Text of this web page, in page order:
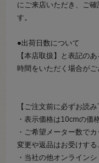
にご来店いただき、ご
す。
●出荷日数について
【本店取扱】と表記の
時間をいただく場合がご
【ご注文前に必ずお読み
・表示価格は10cmの価
・ご希望メーター数で
変更や返品はお受けする
・当社の他オンライン